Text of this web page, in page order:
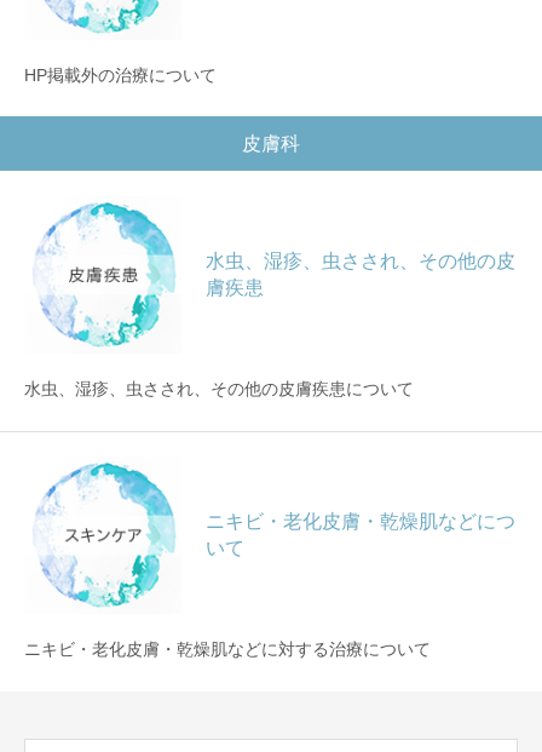
HP掲載外の治療について
皮膚科
水虫、湿疹、虫さされ、その他の皮
膚疾患
水虫、湿疹、虫さされ、その他の皮膚疾患について
ニキビ・老化皮膚・乾燥肌などにつ
いて
ニキビ・老化皮膚・乾燥肌などに対する治療について